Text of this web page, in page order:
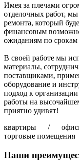
Имея за плечами
отделочных работ,
ремонта, который
финансовым
ожиданиям по срокам
В своей работе мы
материалы,
поставщиками,
оборудование и
подход к
работы на
приятно удивят!
квартиры /
торговые помещения
Наши